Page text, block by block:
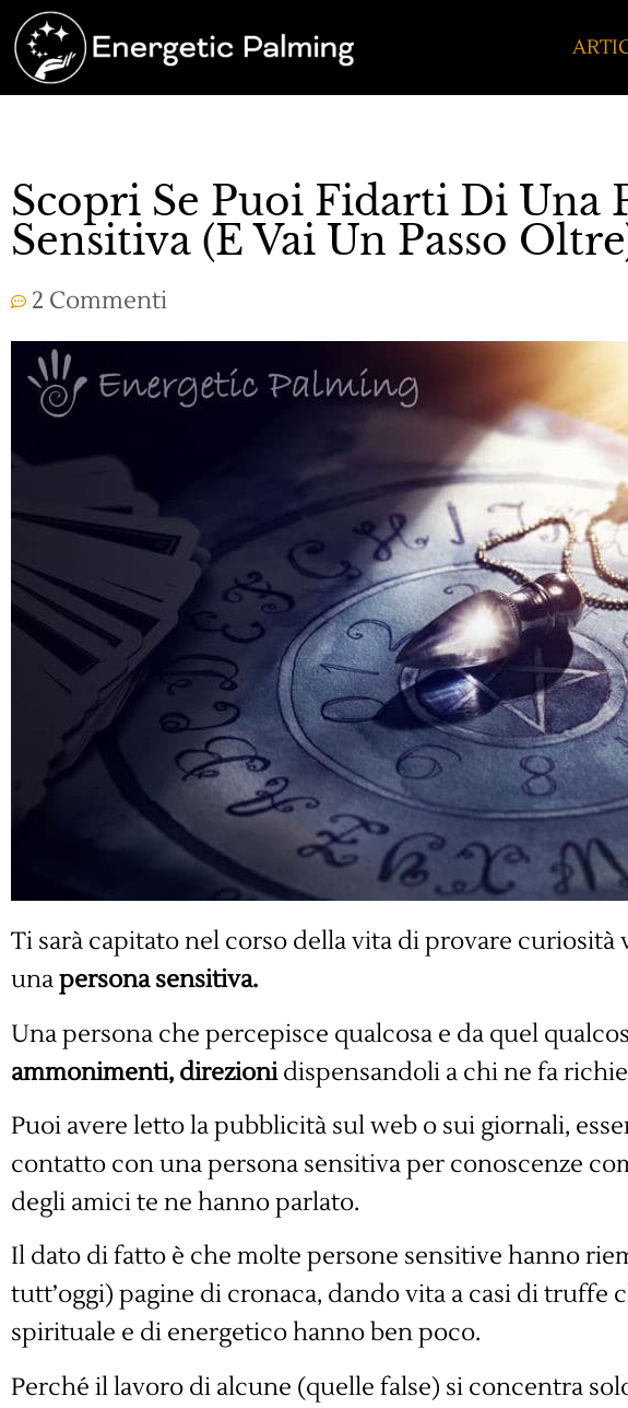
Scopri Se Puoi Fidarti Di Una
Sensitiva (E Vai Un Passo
2 Commenti
Ti sarà capitato nel corso della vita di provare curiosità
unapersona sensitiva.
Una persona che percepisce qualcosa e da quel
ammonimenti, direzionidispensandoli a chi ne fa
Puoi avere letto la pubblicità sul web o sui giornali,
contatto con una persona sensitiva per conoscenze
degli amici te ne hanno parlato.
Il dato di fatto è che molte persone sensitive hanno
tutt’oggi) pagine di cronaca, dando vita a casi di truffe
spirituale e di energetico hanno ben poco.
Perché il lavoro di alcune (quelle false) si concentra